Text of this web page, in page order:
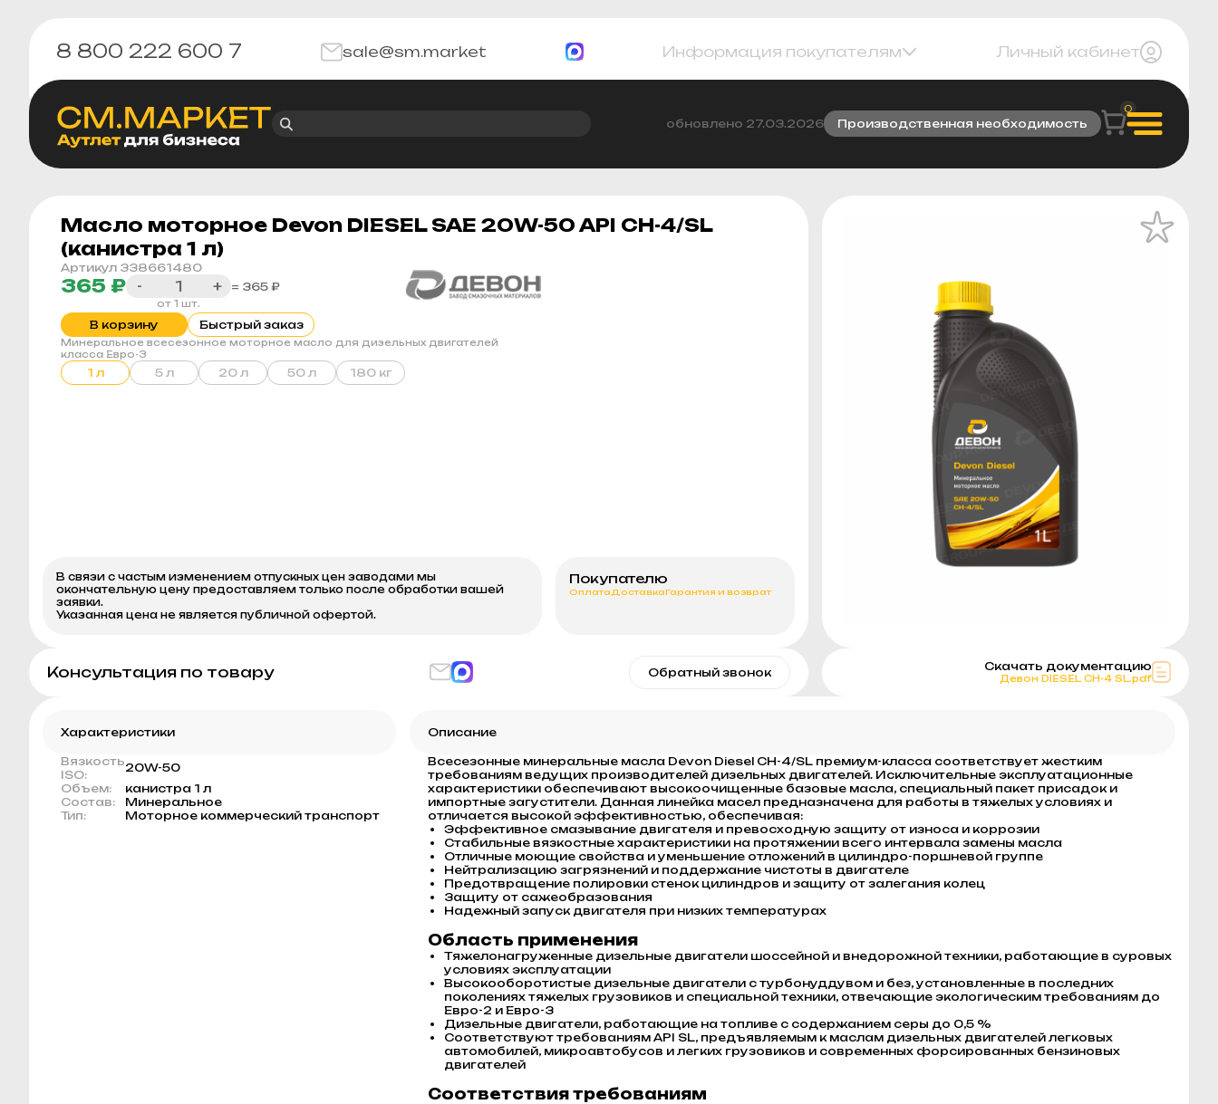
8 800 222 600 7 sale@sm.market Информация покупателям Личный кабинет
обновлено 27.03.2026 Производственная необходимость
0
Масло моторное Devon DIЕSEL SAE 20W-50 API CH-4/SL
(канистра 1 л)
Артикул 338661480
365 ₽ - +
от 1 шт.
= 365 ₽
В корзину Быстрый заказ
Минеральное всесезонное моторное масло для дизельных двигателей
класса Евро-3
1 л 5 л 20 л 50 л 180 кг
В связи с частым изменением отпускных цен заводами мы
окончательную цену предоставляем только после обработки вашей
заявки.
Указанная цена не является публичной офертой.
Покупателю
Оплата ДоставкаГарантия и возврат
Консультация по товару Обратный звонок Скачать документацию
Девон DIЕSEL CH-4 SL.pdf
Характеристики
Вязкость
ISO:
20W-50
Объем:
канистра 1 л
Состав:
Минеральное
Тип:
Моторное коммерческий транспорт
Описание
Всесезонные минеральные масла Devon Diesel CH-4/SL премиум-класса соответствует жестким
требованиям ведущих производителей дизельных двигателей. Исключительные эксплуатационные
характеристики обеспечивают высокоочищенные базовые масла, специальный пакет присадок и
импортные загустители. Данная линейка масел предназначена для работы в тяжелых условиях и
отличается высокой эффективностью, обеспечивая:
Эффективное смазывание двигателя и превосходную защиту от износа и коррозии
Стабильные вязкостные характеристики на протяжении всего интервала замены масла
Отличные моющие свойства и уменьшение отложений в цилиндро-поршневой группе
Нейтрализацию загрязнений и поддержание чистоты в двигателе
Предотвращение полировки стенок цилиндров и защиту от залегания колец
Защиту от сажеобразования
Надежный запуск двигателя при низких температурах
Область применения
Тяжелонагруженные дизельные двигатели шоссейной и внедорожной техники, работающие в суровых
условиях эксплуатации
Высокооборотистые дизельные двигатели с турбонуддувом и без, установленные в последних
поколениях тяжелых грузовиков и специальной техники, отвечающие экологическим требованиям до
Евро-2 и Евро-3
Дизельные двигатели, работающие на топливе с содержанием серы до 0,5 %
Соответствуют требованиям API SL, предъявляемым к маслам дизельных двигателей легковых
автомобилей, микроавтобусов и легких грузовиков и современных форсированных бензиновых
двигателей
Соответствия требованиям